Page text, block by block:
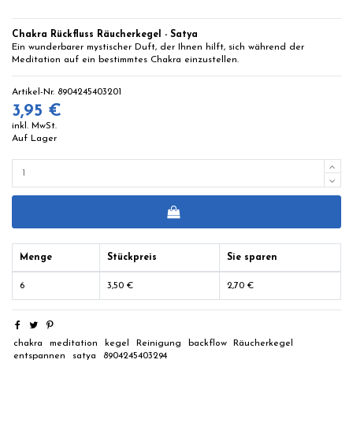
Chakra Rückfluss Räucherkegel - Satya
Ein wunderbarer mystischer Duft, der Ihnen hilft, sich während der
Meditation auf ein bestimmtes Chakra einzustellen.
Artikel-Nr. 8904245403201
3,95 €
inkl. MwSt.
Auf Lager
Menge Stückpreis Sie sparen
6 3,50 € 2,70 €
chakra meditation kegel Reinigung backflow
Räucherkegel
entspannen
satya 8904245403294